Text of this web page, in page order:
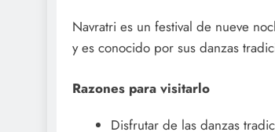
Navratri es un festival de nueve
y es conocido por sus danzas
Razones para visitarlo
Disfrutar de las danzas